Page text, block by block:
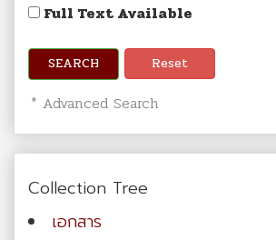
Full Text Available
SEARCH Reset
* Advanced Search
Collection Tree
เอกสาร